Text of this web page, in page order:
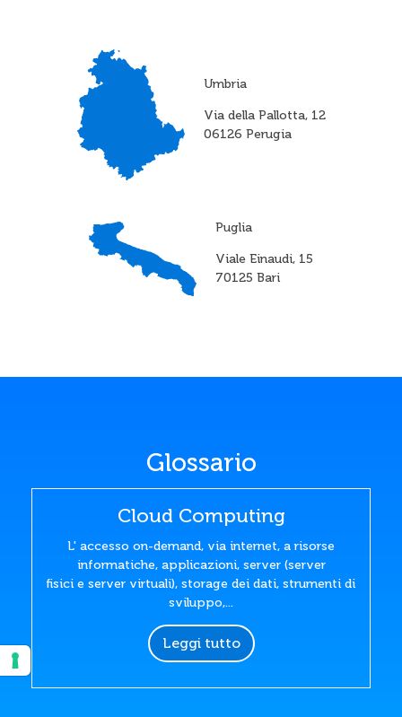
Umbria
Via della Pallotta, 12
06126 Perugia
Puglia
Viale Einaudi, 15
70125 Bari
Glossario
Cloud Computing
L' accesso on-demand, via internet, a risorse
informatiche, applicazioni, server (server
fisici e server virtuali), storage dei dati, strumenti di
sviluppo,...
Leggi tutto